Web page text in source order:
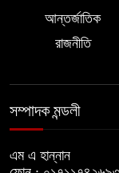
আন্তর্জাতিক
রাজনীতি
সম্পাদক মন্ডলী
এম এ হান্নান